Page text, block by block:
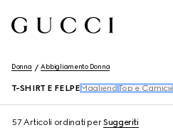
Donna Abbigliamento Donna
T-SHIRT E FELPE Maglieria Top e Camicie
57 Articoli ordinati perSuggeriti